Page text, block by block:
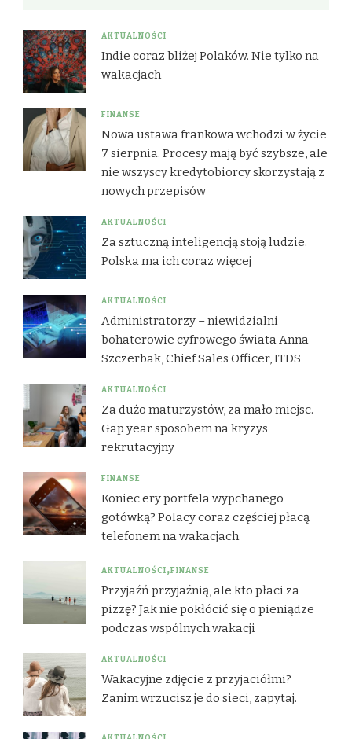
AKTUALNOŚCI
Indie coraz bliżej Polaków. Nie tylko na
wakacjach
FINANSE
Nowa ustawa frankowa wchodzi w życie
7 sierpnia. Procesy mają być szybsze, ale
nie wszyscy kredytobiorcy skorzystają z
nowych przepisów
AKTUALNOŚCI
Za sztuczną inteligencją stoją ludzie.
Polska ma ich coraz więcej
AKTUALNOŚCI
Administratorzy – niewidzialni
bohaterowie cyfrowego świata Anna
Szczerbak, Chief Sales Officer, ITDS
AKTUALNOŚCI
Za dużo maturzystów, za mało miejsc.
Gap year sposobem na kryzys
rekrutacyjny
FINANSE
Koniec ery portfela wypchanego
gotówką? Polacy coraz częściej płacą
telefonem na wakacjach
AKTUALNOŚCI FINANSE
Przyjaźń przyjaźnią, ale kto płaci za
pizzę? Jak nie pokłócić się o pieniądze
podczas wspólnych wakacji
AKTUALNOŚCI
Wakacyjne zdjęcie z przyjaciółmi?
Zanim wrzucisz je do sieci, zapytaj.